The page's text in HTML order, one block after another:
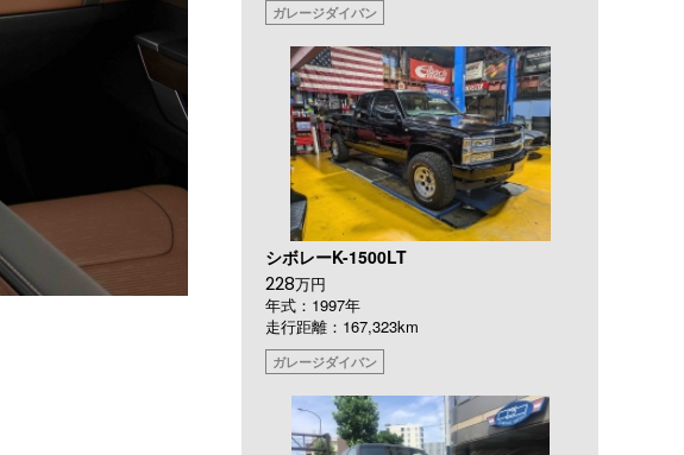
ガレージダイバン
シボレーK-1500LT
228万円
年式：1997年
走行距離：167,323km
ガレージダイバン